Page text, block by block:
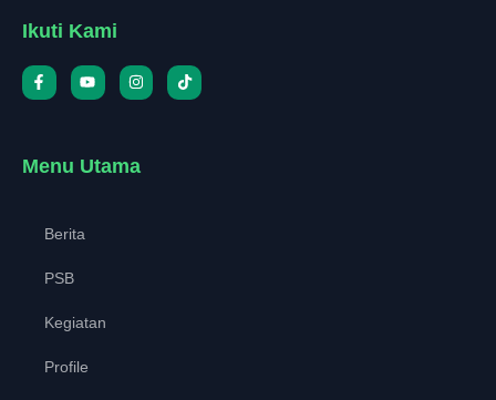
Ikuti Kami
Menu Utama
Berita
PSB
Kegiatan
Profile